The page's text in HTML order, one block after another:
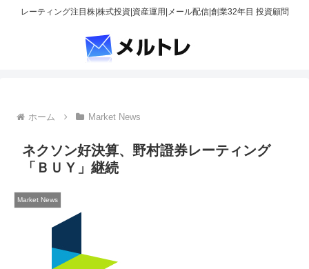
レーティング注目株|株式投資|資産運用|メール配信|創業32年目 投資顧問
ホーム Market News
ネクソン好決算、野村證券レーティング
「ＢＵＹ」継続
Market News